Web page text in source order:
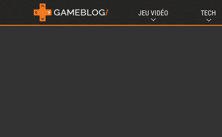
JEU VIDÉO TECH